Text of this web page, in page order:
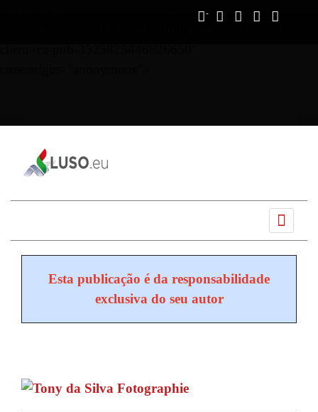
Esta publicação é da responsabilidade
exclusiva do seu autor
Ano
Mês
Próximo
Próximo